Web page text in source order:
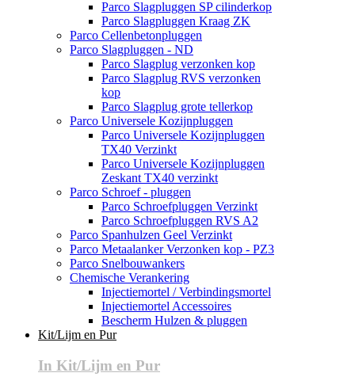
Parco Slagpluggen SP cilinderkop
Parco Slagpluggen Kraag ZK
Parco Cellenbetonpluggen
Parco Slagpluggen - ND
Parco Slagplug verzonken kop
Parco Slagplug RVS verzonken
kop
Parco Slagplug grote tellerkop
Parco Universele Kozijnpluggen
Parco Universele Kozijnpluggen
TX40 Verzinkt
Parco Universele Kozijnpluggen
Zeskant TX40 verzinkt
Parco Schroef - pluggen
Parco Schroefpluggen Verzinkt
Parco Schroefpluggen RVS A2
Parco Spanhulzen Geel Verzinkt
Parco Metaalanker Verzonken kop - PZ3
Parco Snelbouwankers
Chemische Verankering
Injectiemortel / Verbindingsmortel
Injectiemortel Accessoires
Bescherm Hulzen & pluggen
Kit/Lijm en Pur
In Kit/Lijm en Pur